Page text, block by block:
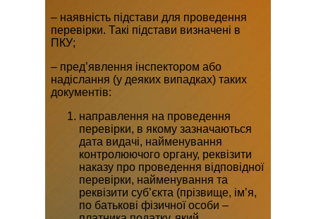
– наявність підстави для проведення
перевірки. Такі підстави визначені в
ПКУ;
– пред’явлення інспектором або
надіслання (у деяких випадках) таких
документів:
направлення на проведення
перевірки, в якому зазначаються
дата видачі, найменування
контролюючого органу, реквізити
наказу про проведення відповідної
перевірки, найменування та
реквізити суб’єкта (прізвище, ім’я,
по батькові фізичної особи –